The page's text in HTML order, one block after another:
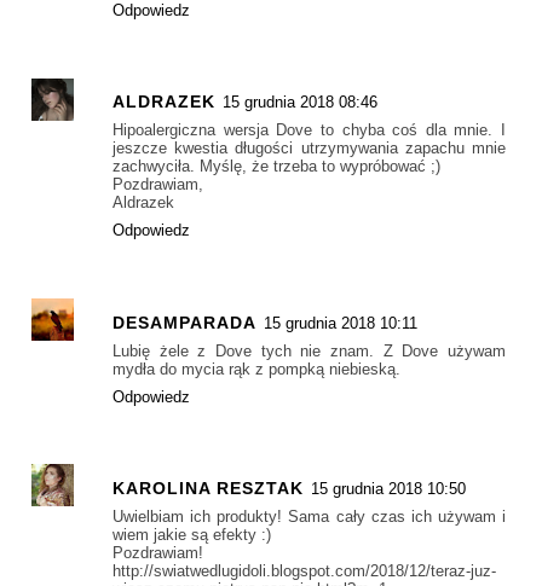
Odpowiedz
ALDRAZEK 15 grudnia 2018 08:46
Hipoalergiczna wersja Dove to chyba coś dla mnie. I
jeszcze kwestia długości utrzymywania zapachu mnie
zachwyciła. Myślę, że trzeba to wypróbować ;)
Pozdrawiam,
Aldrazek
Odpowiedz
DESAMPARADA 15 grudnia 2018 10:11
Lubię żele z Dove tych nie znam. Z Dove używam
mydła do mycia rąk z pompką niebieską.
Odpowiedz
KAROLINA RESZTAK 15 grudnia 2018 10:50
Uwielbiam ich produkty! Sama cały czas ich używam i
wiem jakie są efekty :)
Pozdrawiam!
http://swiatwedlugidoli.blogspot.com/2018/12/teraz-juz-